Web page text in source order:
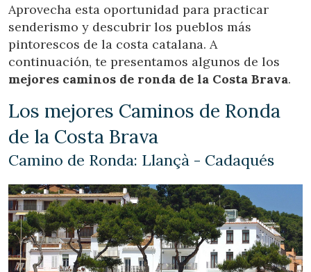
Aprovecha esta oportunidad para practicar
senderismo y descubrir los pueblos más
pintorescos de la costa catalana. A
continuación, te presentamos algunos de los
mejores caminos de ronda de la Costa Brava.
Los mejores Caminos de Ronda
de la Costa Brava
Camino de Ronda: Llançà - Cadaqués